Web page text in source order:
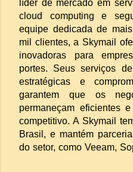
líder de mercado em
cloud computing e
equipe dedicada de
mil clientes, a Skymail
inovadoras para
portes. Seus serviços
estratégicas e
garantem que os
permaneçam eficientes
competitivo. A Skymail
Brasil, e mantém
do setor, como Veeam,